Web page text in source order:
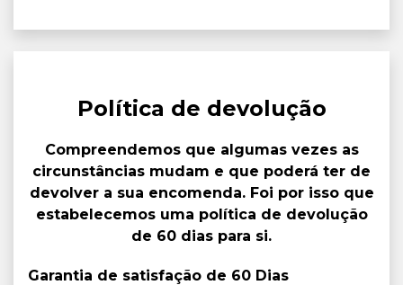
Política de devolução
Compreendemos que algumas vezes as
circunstâncias mudam e que poderá ter de
devolver a sua encomenda. Foi por isso que
estabelecemos uma política de devolução
de 60 dias para si.
Garantia de satisfação de 60 Dias